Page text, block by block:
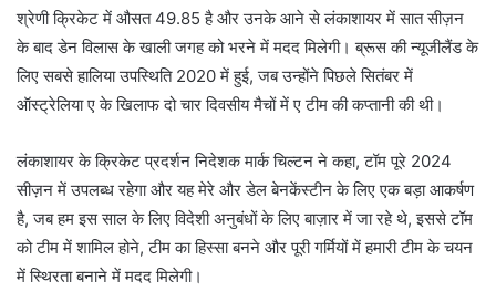
श्रेणी क्रिकेट में औसत 49.85 है और उनके आने से लंकाशायर में सात सीज़न
के बाद डेन विलास के खाली जगह को भरने में मदद मिलेगी। ब्रूस की न्यूजीलैंड के
लिए सबसे हालिया उपस्थिति 2020 में हुई, जब उन्होंने पिछले सितंबर में
ऑस्ट्रेलिया ए के खिलाफ दो चार दिवसीय मैचों में ए टीम की कप्तानी की थी।
लंकाशायर के क्रिकेट प्रदर्शन निदेशक मार्क चिल्टन ने कहा, टॉम पूरे 2024
सीज़न में उपलब्ध रहेगा और यह मेरे और डेल बेनकेंस्टीन के लिए एक बड़ा आकर्षण
है, जब हम इस साल के लिए विदेशी अनुबंधों के लिए बाज़ार में जा रहे थे, इससे टॉम
को टीम में शामिल होने, टीम का हिस्सा बनने और पूरी गर्मियों में हमारी टीम के चयन
में स्थिरता बनाने में मदद मिलेगी।